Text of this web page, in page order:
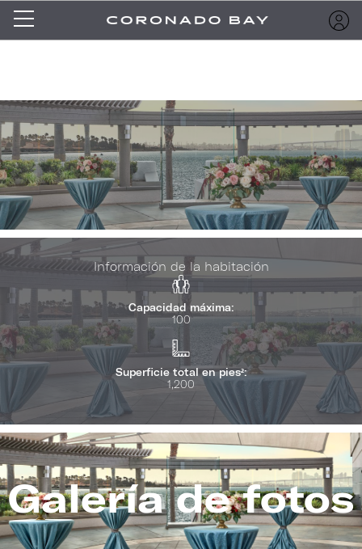
Información de la habitación
Capacidad máxima:
100
Superficie total en pies²:
1,200
Galería de fotos